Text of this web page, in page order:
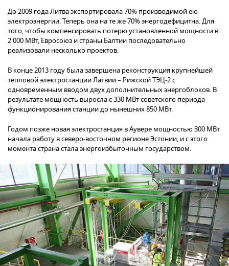
До 2009 года Литва экспортировала 70% производимой ею
электроэнергии. Теперь она на те же 70% энергодефицитна. Для
того, чтобы компенсировать потерю установленной мощности в
2 000 МВт, Евросоюз и страны Балтии последовательно
реализовали несколько проектов.
В конце 2013 году была завершена реконструкция крупнейшей
тепловой электростанции Латвии – Рижской ТЭЦ-2 с
одновременным вводом двух дополнительных энергоблоков. В
результате мощность выросла с 330 МВт советского периода
функционирования станции до нынешних 850 МВт.
Годом позже новая электростанция в Аувере мощностью 300 МВт
начала работу в северо-восточном регионе Эстонии, и с этого
момента страна стала энергоизбыточным государством.